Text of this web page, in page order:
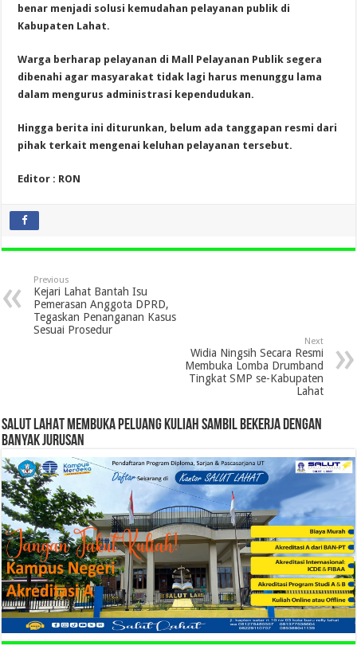
benar menjadi solusi kemudahan pelayanan publik di
Kabupaten Lahat.
Warga berharap pelayanan di Mall Pelayanan Publik segera
dibenahi agar masyarakat tidak lagi harus menunggu lama
dalam mengurus administrasi kependudukan.
Hingga berita ini diturunkan, belum ada tanggapan resmi dari
pihak terkait mengenai keluhan pelayanan tersebut.
Editor : RON
Previous
Kejari Lahat Bantah Isu
Pemerasan Anggota DPRD,
Tegaskan Penanganan Kasus
Sesuai Prosedur
Next
Widia Ningsih Secara Resmi
Membuka Lomba Drumband
Tingkat SMP se-Kabupaten
Lahat
SALUT LAHAT MEMBUKA PELUANG KULIAH SAMBIL BEKERJA DENGAN
BANYAK JURUSAN